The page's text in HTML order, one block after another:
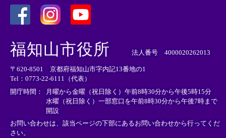
外
部
リ
ン
ク
＞
外
リ
ン
ク
＞
外
部
ン
ク
＞
福知山市役所 法人番号 4000020262013
〒620-8501 京都府福知山市字内記13番地の1
Tel：0773-22-6111（代表）
開庁時間：
月曜から金曜（祝日除く）午前8時30分から午後5時15分
水曜（祝日除く）一部窓口を午前8時30分から午後7時まで
開設
お問い合わせは、該当ページの下部にあるお問い合わせから行ってくだ
さい。